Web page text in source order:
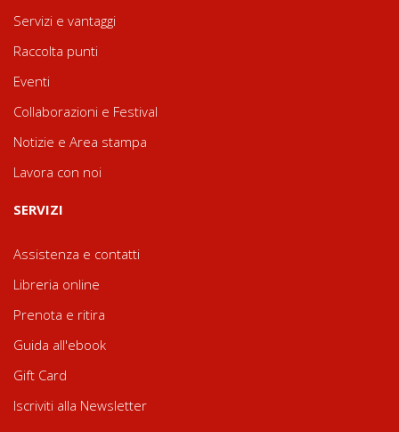
Servizi e vantaggi
Raccolta punti
Eventi
Collaborazioni e Festival
Notizie e Area stampa
Lavora con noi
SERVIZI
Assistenza e contatti
Libreria online
Prenota e ritira
Guida all'ebook
Gift Card
Iscriviti alla Newsletter